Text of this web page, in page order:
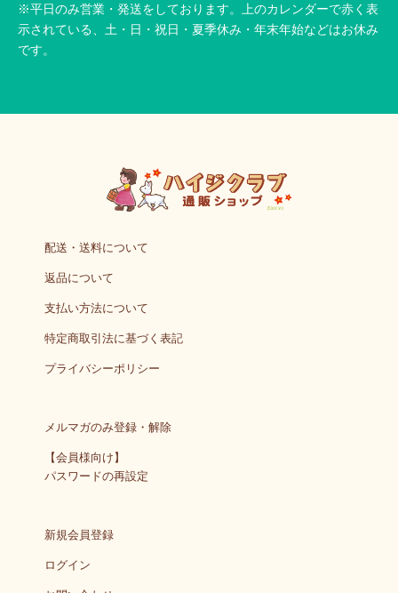
※平日のみ営業・発送をしております。上のカレンダーで赤く表
示されている、土・日・祝日・夏季休み・年末年始などはお休み
です。
配送・送料について
返品について
支払い方法について
特定商取引法に基づく表記
プライバシーポリシー
メルマガのみ登録・解除
【会員様向け】
パスワードの再設定
新規会員登録
ログイン